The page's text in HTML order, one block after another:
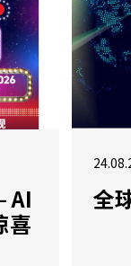
AI
喜
全